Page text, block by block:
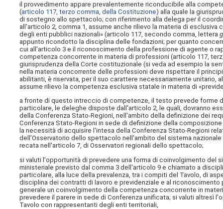
il provvedimento appare prevalentemente riconducibile alla
(articolo 117, terzo comma, della Costituzione) alla quale la
di sostegno allo spettacolo; con riferimento alla delega per il
all'articolo 2, comma 1, assume anche rilievo la materia di
degli enti pubblici nazionali» (articolo 117, secondo comma, letterag
appunto ricondotto la disciplina delle fondazioni; per quanto
cui all'articolo 3 e il riconoscimento della professione di agente o
competenza concorrente in materia di professioni (articolo 117,
giurisprudenza della Corte costituzionale (si veda ad esempio la
nella materia concorrente delle professioni deve rispettare il
abilitanti, è riservata,per il suo carattere necessariamente unitario,
assume rilievo la competenza esclusiva statale in materia di
a fronte di questo intreccio di competenze, il testo prevede forme
particolare, le deleghe disposte dall'articolo 2, le quali, dovranno
della Conferenza Stato-Regioni, nell'ambito della definizione dei
Conferenza Stato-Regioni in sede di definizione della
la necessità di acquisire l'intesa della Conferenza Stato-Regioni
dell'Osservatorio dello spettacolo nell'ambito del sistema
recata nell'articolo 7, di Osservatori regionali dello spettacolo;
si valuti l'opportunità di prevedere una forma di coinvolgimento
ministeriale previsto dal comma 3 dell'articolo 9 e chiamato a
particolare, alla luce della prevalenza, tra i compiti del Tavolo, di
disciplina dei contratti di lavoro e previdenziale e al
generale un coinvolgimento della competenza concorrente in
prevedere il parere in sede di Conferenza unificata; si valuti altresì
Tavolo con rappresentanti degli enti territoriali,